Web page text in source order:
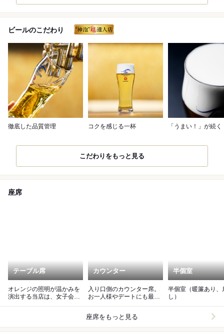
ビールのこだわり
徹底した品質管理 コクを感じる一杯 「うまい！」が続く
こだわりをもっと見る
座席
テーブル席
オレンジの照明が温かみを
演出する当店は、女子会や
カウンター
入り口側のカウンター席。
お一人様やデートにも最適
半個室
半個室（暖簾あり、
し）
座席をもっと見る